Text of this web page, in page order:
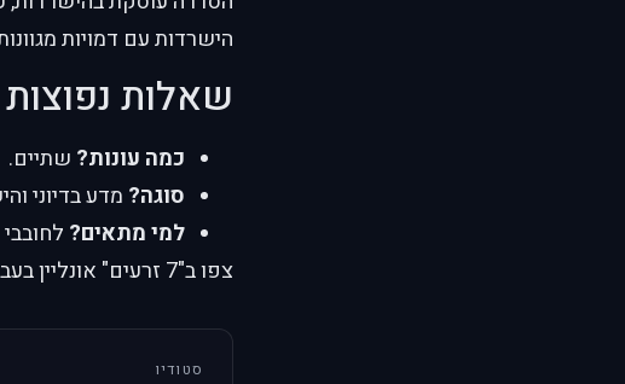
הישרדות עם דמויות
שאלות נפוצות
כמה עונות? שתיים.
סוגה? מדע בדיוני
למי מתאים?
צפו ב"7 זרעים" אונליין בעברית עם תרגום איכותי.
סטודיו